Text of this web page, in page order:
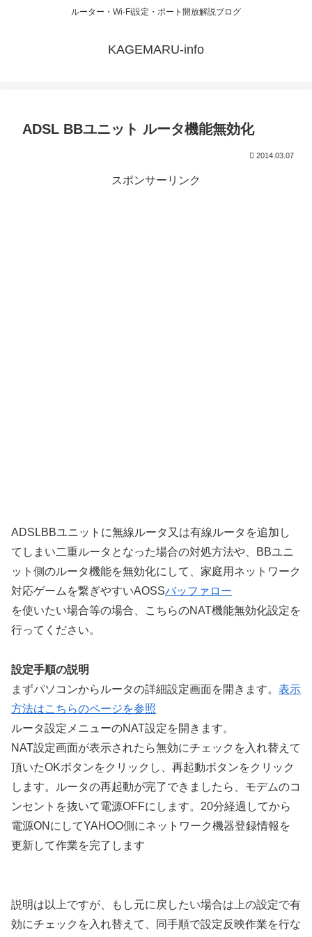
ルーター・Wi-Fi設定・ポート開放解説ブログ
KAGEMARU-info
ADSL BBユニット ルータ機能無効化
2014.03.07
スポンサーリンク
ADSLBBユニットに無線ルータ又は有線ルータを追加し
てしまい二重ルータとなった場合の対処方法や、BBユニ
ット側のルータ機能を無効化にして、家庭用ネットワーク
対応ゲームを繋ぎやすいAOSSバッファロー
を使いたい場合等の場合、こちらのNAT機能無効化設定を
行ってください。
設定手順の説明
まずパソコンからルータの詳細設定画面を開きます。 表示
方法はこちらのページを参照
ルータ設定メニューのNAT設定を開きます。
NAT設定画面が表示されたら無効にチェックを入れ替えて
頂いたOKボタンをクリックし、再起動ボタンをクリック
します。ルータの再起動が完了できましたら、モデムのコ
ンセントを抜いて電源OFFにします。20分経過してから
電源ONにしてYAHOO側にネットワーク機器登録情報を
更新して作業を完了します
説明は以上ですが、もし元に戻したい場合は上の設定で有
効にチェックを入れ替えて、同手順で設定反映作業を行な